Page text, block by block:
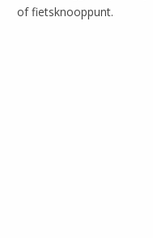
of fietsknooppunt.